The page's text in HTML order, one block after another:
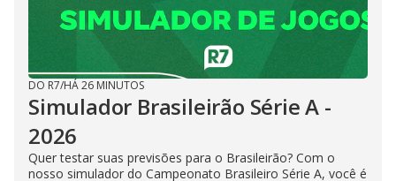
DO R7/HÁ 26 MINUTOS
Simulador Brasileirão Série A -
2026
Quer testar suas previsões para o Brasileirão? Com o
nosso simulador do Campeonato Brasileiro Série A, você é